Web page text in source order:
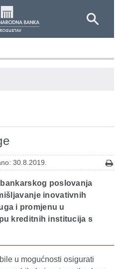
30.8.2019.
poslovanja
inovativnih
i promjenu u
kreditnih institucija s
u mogućnosti osigurati